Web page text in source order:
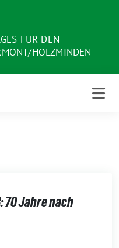
FÜR DEN
HOLZMINDEN
70 Jahre nach